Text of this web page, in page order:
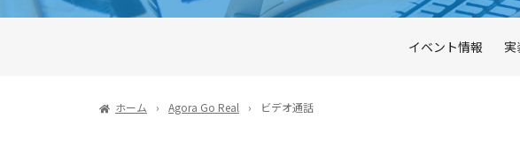
イベント情報 実
ホーム Agora Go Real ビデオ通話